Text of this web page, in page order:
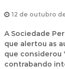
12 de outubro
A Sociedade
que alertou as
que considerou
contrabando